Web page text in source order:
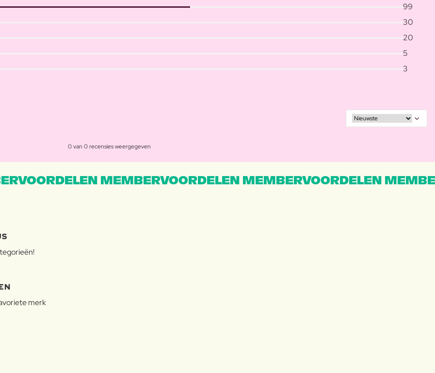
99
30
20
5
3
0 van 0 recensies weergegeven
MEMBERVOORDELEN MEMBERVOORDELEN
merk